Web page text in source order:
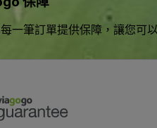
一筆訂單提供保障，讓您可